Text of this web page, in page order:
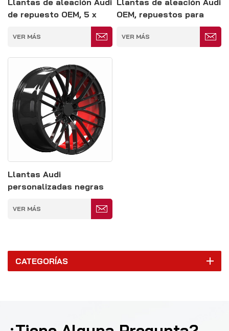
de repuesto OEM, 5 x
VER MÁS
OEM, repuestos para
ruedas de repuesto, 5 x
114,3
VER MÁS
Llantas Audi
personalizadas negras
con borde rojo 5*139.7
VER MÁS
CATEGORÍAS